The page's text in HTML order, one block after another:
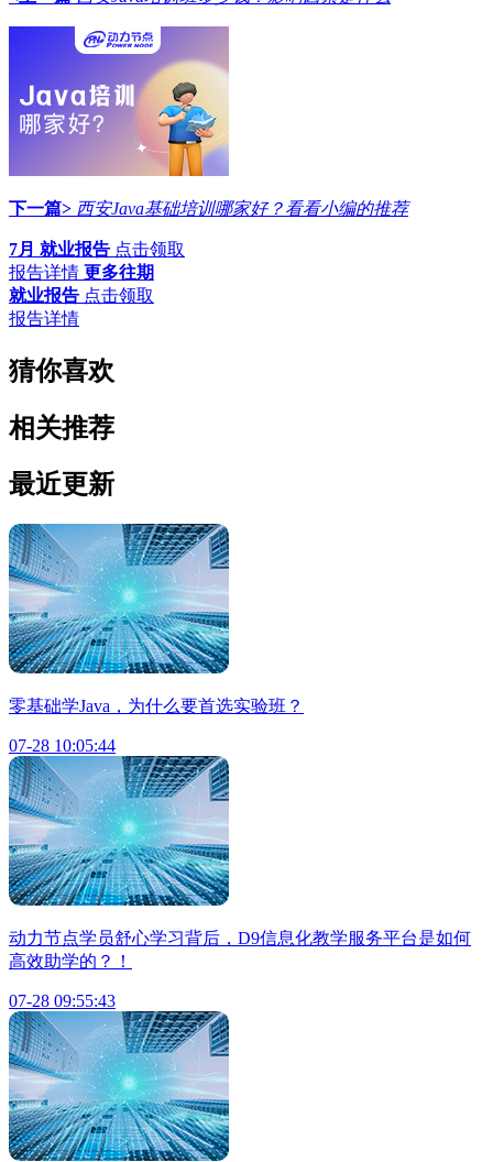
下一篇> 西安Java基础培训哪家好？看看小编的推荐
7月 就业报告 点击领取
报告详情 更多往期
就业报告 点击领取
报告详情
猜你喜欢
相关推荐
最近更新
零基础学Java，为什么要首选实验班？
07-28 10:05:44
动力节点学员舒心学习背后，D9信息化教学服务平台是如何
高效助学的？！
07-28 09:55:43